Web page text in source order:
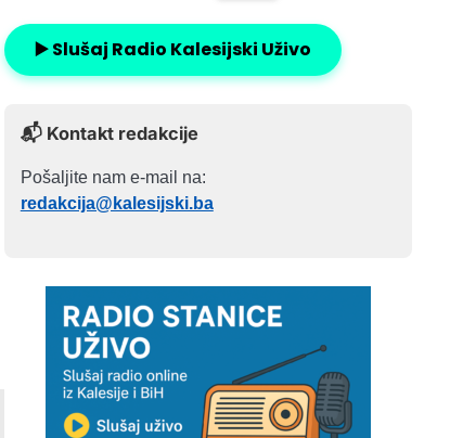
▶️ Slušaj Radio Kalesijski Uživo
📬 Kontakt redakcije
Pošaljite nam e-mail na:
redakcija@kalesijski.ba